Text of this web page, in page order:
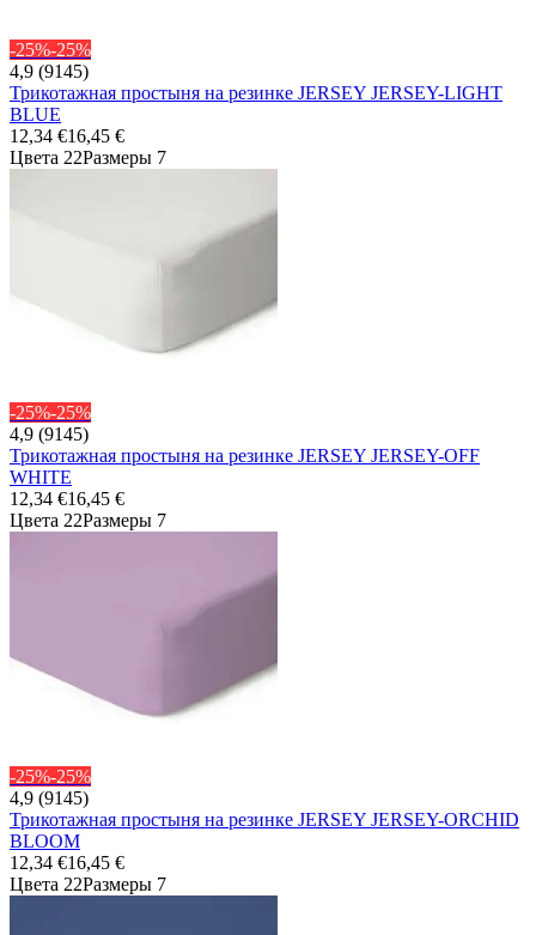
-25%-25%
4,9 (9145)
Трикотажная простыня на резинке JERSEY JERSEY-LIGHT
BLUE
12,34 €16,45 €
Цвета 22Размеры 7
-25%-25%
4,9 (9145)
Трикотажная простыня на резинке JERSEY JERSEY-OFF
WHITE
12,34 €16,45 €
Цвета 22Размеры 7
-25%-25%
4,9 (9145)
Трикотажная простыня на резинке JERSEY JERSEY-ORCHID
BLOOM
12,34 €16,45 €
Цвета 22Размеры 7